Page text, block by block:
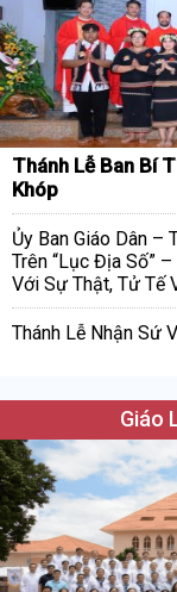
Thánh Lễ Ban Bí
Khóp
Ủy Ban Giáo Dân –
Trên “Lục Địa Số”
Với Sự Thật, Tử Tế
Thánh Lễ Nhận Sứ
Giáo